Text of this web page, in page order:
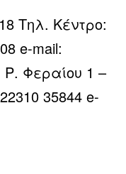
Τηλ. Κέντρο:
e-mail:
Ρ. Φεραίου 1 –
35844 e-